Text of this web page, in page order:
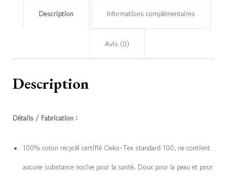
bleu
Description Informations complémentaires
Avis (0)
Description
Détails / Fabrication :
100% coton recyclé certifié Oeko-Tex standard 100, ne contient
aucune substance nocive pour la santé. Doux pour la peau et pour